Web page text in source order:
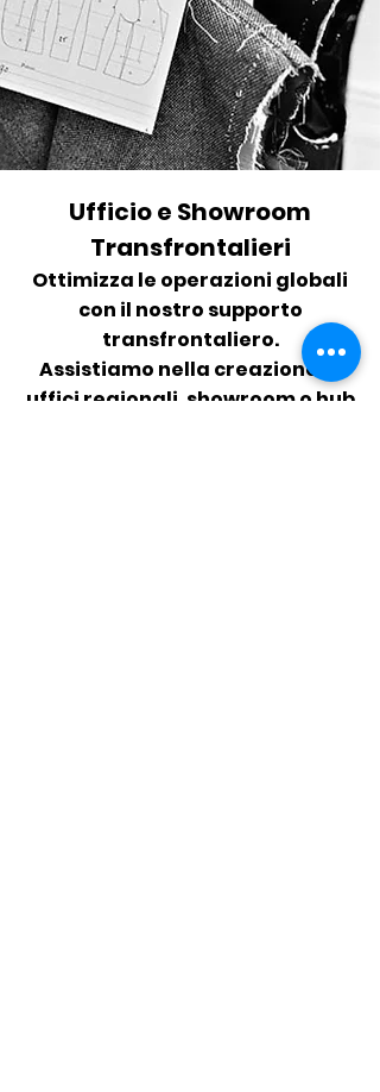
Ufficio e Showroom
Transfrontalieri
Ottimizza le operazioni globali
con il nostro supporto
transfrontaliero.
Assistiamo nella creazione di
uffici regionali, showroom o hub